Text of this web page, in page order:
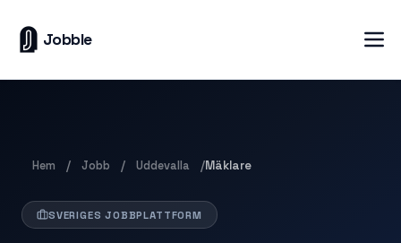
Jobble
Hem / Jobb / Uddevalla /Mäklare
SVERIGES JOBBPLATTFORM